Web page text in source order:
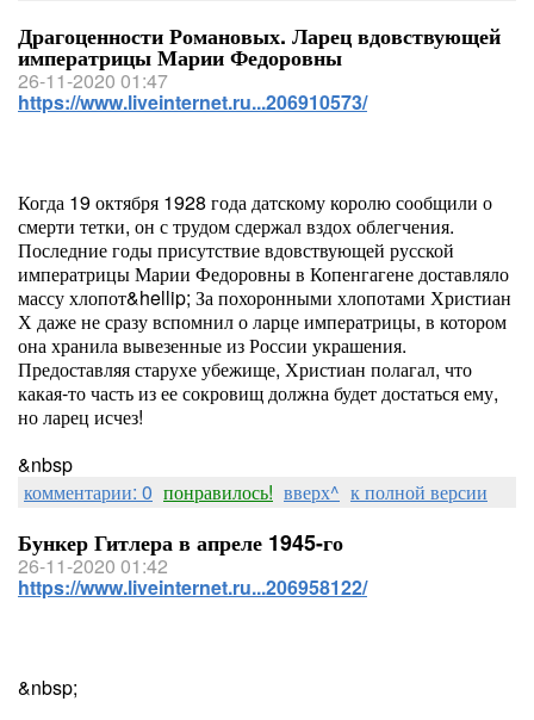
Драгоценности Романовых. Ларец вдовствующей
императрицы Марии Федоровны
26-11-2020 01:47
https://www.liveinternet.ru...206910573/
Когда 19 октября 1928 года датскому королю сообщили о
смерти тетки, он с трудом сдержал вздох облегчения.
Последние годы присутствие вдовствующей русской
императрицы Марии Федоровны в Копенгагене доставляло
массу хлопот&hellip; За похоронными хлопотами Христиан
Х даже не сразу вспомнил о ларце императрицы, в котором
она хранила вывезенные из России украшения.
Предоставляя старухе убежище, Христиан полагал, что
какая-то часть из ее сокровищ должна будет достаться ему,
но ларец исчез!
&nbsp
комментарии: 0 понравилось! вверх^ к полной версии
Бункер Гитлера в апреле 1945-го
26-11-2020 01:42
https://www.liveinternet.ru...206958122/
&nbsp;